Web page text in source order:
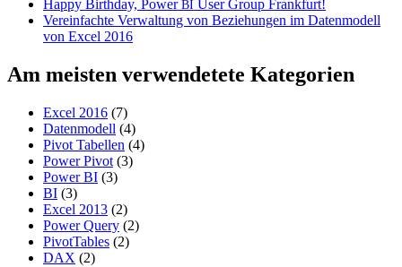
Happy Birthday, PowerBI User Group Frankfurt!
Vereinfachte Verwaltung von Beziehungen im Datenmodell
von Excel 2016
Am meisten verwendetete Kategorien
Excel 2016 (7)
Datenmodell (4)
Pivot Tabellen (4)
Power Pivot (3)
Power BI (3)
BI (3)
Excel 2013 (2)
Power Query (2)
PivotTables (2)
DAX (2)